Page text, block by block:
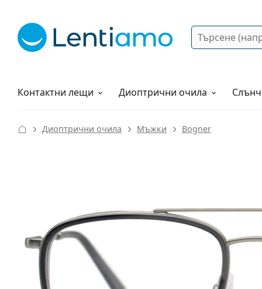
Търсене
Контактни лещи
Разтвори Диоптрични очила
Как да поръчам?
Диоптрични очила Мъжки Bogner
Ширина